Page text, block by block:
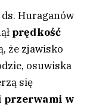
Huraganów
prędkość
że zjawisko
osuwiska
się
przerwami w